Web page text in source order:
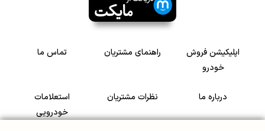
اپلیکیشن فروش
خودرو
راهنمای مشتریان تماس ما
درباره ما نظرات مشتریان
استعلامات
خودرویی